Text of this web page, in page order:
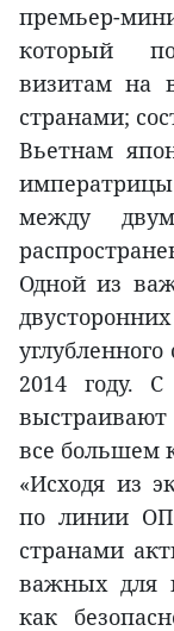
премьер-
который
визитам на
странами;
Вьетнам
между
Одной из
углубленного
2014 году.
выстраивают
все большем
«Исходя из
по линии
странами
важных для
как